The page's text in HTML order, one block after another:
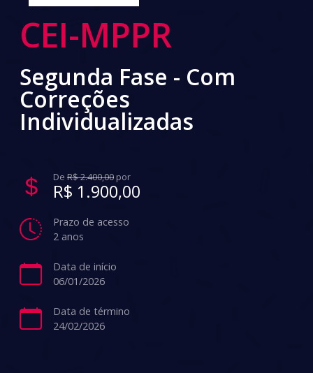
CEI-MPPR
Segunda Fase - Com
Correções
Individualizadas
De R$ 2.400,00 por
R$ 1.900,00
Prazo de acesso
2 anos
Data de início
06/01/2026
Data de término
24/02/2026